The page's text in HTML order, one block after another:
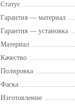
Статус
Гарантия — материал
Гарантия — установка
Материал
Качество
Полировка
Фаска
Изготовление